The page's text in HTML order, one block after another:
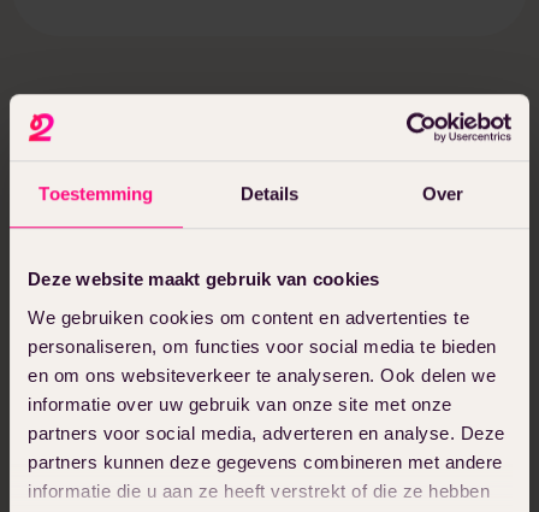
Toestemming Details Over
Deze website maakt gebruik van cookies
We gebruiken cookies om content en advertenties te
personaliseren, om functies voor social media te bieden
en om ons websiteverkeer te analyseren. Ook delen we
informatie over uw gebruik van onze site met onze
partners voor social media, adverteren en analyse. Deze
partners kunnen deze gegevens combineren met andere
informatie die u aan ze heeft verstrekt of die ze hebben
250+ articles, downloads and templates